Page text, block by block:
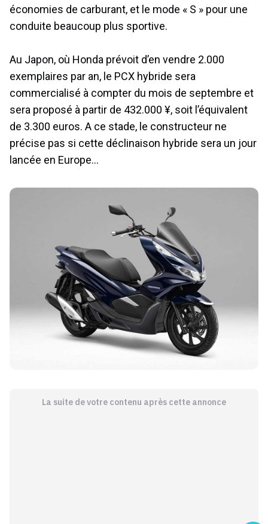
économies de carburant, et le mode « S » pour une
conduite beaucoup plus sportive.
Au Japon, où Honda prévoit d’en vendre 2.000
exemplaires par an, le PCX hybride sera
commercialisé à compter du mois de septembre et
sera proposé à partir de 432.000 ¥, soit l’équivalent
de 3.300 euros. A ce stade, le constructeur ne
précise pas si cette déclinaison hybride sera un jour
lancée en Europe…
La suite de votre contenu après cette annonce